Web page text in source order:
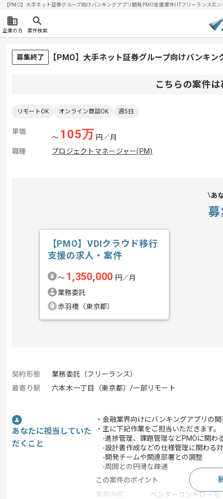
【PMO】大手ネット証券グループ向けバンキングアプリ開発PMO支援案件| ITフリーランス
企業の方 案件検索
募集終了 【PMO】大手ネット証券グループ向けバンキ
こちらの案件
リモートOK オンライン商談OK 週5日
単価
〜 105万 円／月
職種
プロジェクトマネージャー(PM)
あ
【PMO】VDIクラウド移行
支援の求人・案件
〜 1,350,000 円／月
業務委託
赤羽橋（東京都）
契約形態
業務委託（フリーランス）
最寄り駅
六本木一丁目（東京都）/一部リモート
あなたに担当していた
だくこと
・金融業界向けにバンキングアプリの
・主に下記作業をご担当いただきます。
-進捗管理、課題管理などPMOに関わ
-設計書作成などの仕様管理に関わる
-開発チームや関連部署との調整
-周囲との円滑な疎通
この案件のポイント
業務内容
ベンダーコントロール